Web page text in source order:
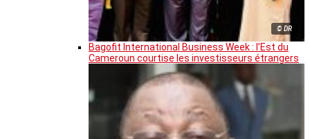
© DR
Bagofit International Business Week : l’Est du
Cameroun courtise les investisseurs étrangers